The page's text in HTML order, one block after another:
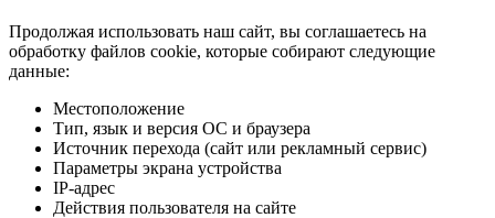
Продолжая использовать наш сайт, вы соглашаетесь на
обработку файлов cookie, которые собирают следующие
данные:
Местоположение
Тип, язык и версия ОС и браузера
Источник перехода (сайт или рекламный сервис)
Параметры экрана устройства
IP-адрес
Действия пользователя на сайте